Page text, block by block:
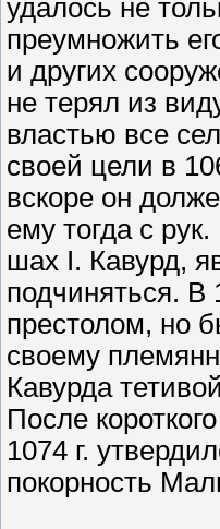
удалось не
преумножить
и других
не терял из
властью все
своей цели в
вскоре он
ему тогда с
шах I. Кавурд,
подчиняться. В
престолом, но
своему
Кавурда
После
1074 г.
покорность